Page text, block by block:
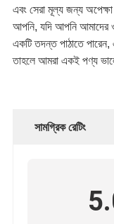
এবং সেরা মূল্য জন্য
আপনি, যদি আপনি আমাদের
একটি তদন্ত পাঠাতে
তাহলে আমরা একই পণ্য
সামগ্রিক রেটিং